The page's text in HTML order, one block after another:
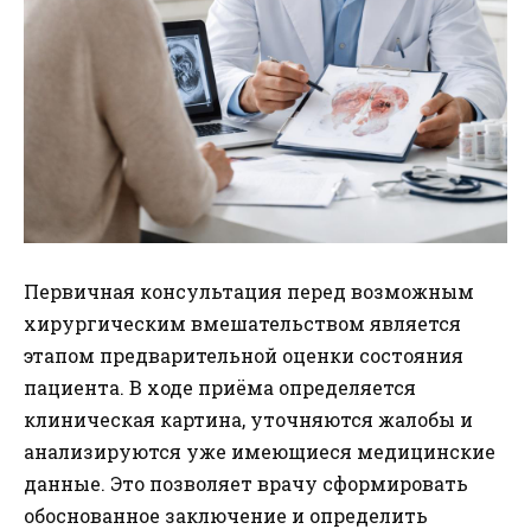
Первичная консультация перед возможным
хирургическим вмешательством является
этапом предварительной оценки состояния
пациента. В ходе приёма определяется
клиническая картина, уточняются жалобы и
анализируются уже имеющиеся медицинские
данные. Это позволяет врачу сформировать
обоснованное заключение и определить